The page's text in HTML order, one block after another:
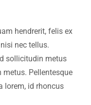
hendrerit, felis ex
nec tellus.
sollicitudin metus
Pellentesque
lorem, id rhoncus